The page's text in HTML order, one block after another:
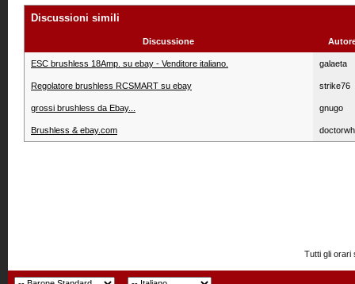
Discussioni simili
Discussione
ESC brushless 18Amp. su ebay - Venditore italiano. galaeta
Regolatore brushless RCSMART su ebay strike76
grossi brushless da Ebay... gnugo
Brushless & ebay.com
Tutti gli orari